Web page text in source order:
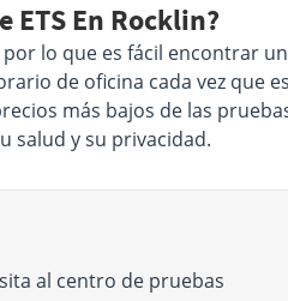
ETS En Rocklin?
lo que es fácil encontrar
de oficina cada vez que
más bajos de las
salud y su privacidad.
al centro de pruebas